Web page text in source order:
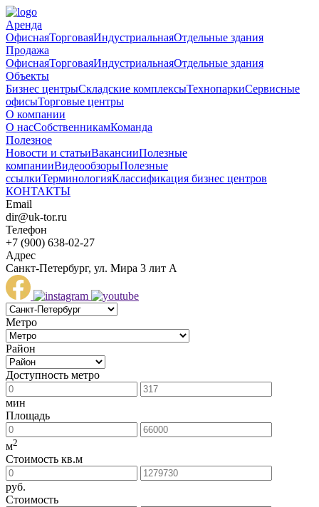
Аренда
ОфиснаяТорговаяИндустриальнаяОтдельные здания
Продажа
ОфиснаяТорговаяИндустриальнаяОтдельные здания
Объекты
Бизнес центрыСкладские комплексыТехнопаркиСервисные
офисыТорговые центры
О компании
О насСобственникамКоманда
Полезное
Новости и статьиВакансииПолезные
компанииВидеообзорыПолезные
ссылкиТерминологияКлассификация бизнес центров
КОНТАКТЫ
Email
dir@uk-tor.ru
Телефон
+7 (900) 638-02-27
Адрес
Санкт-Петербург, ул. Мира 3 лит А
Метро
Район
Доступность метро
мин
Площадь
м2
Стоимость кв.м
руб.
Стоимость